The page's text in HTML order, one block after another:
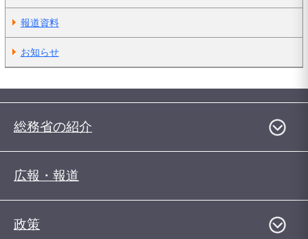
報道資料
お知らせ
総務省の紹介
広報・報道
政策